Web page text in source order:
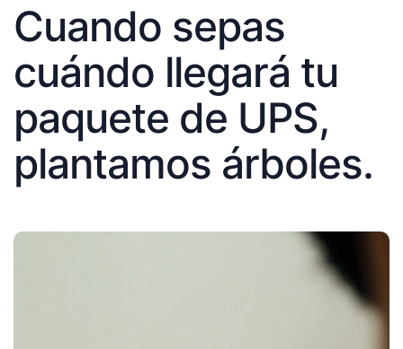
Cuando sepas
cuándo llegará tu
paquete de UPS,
plantamos árboles.